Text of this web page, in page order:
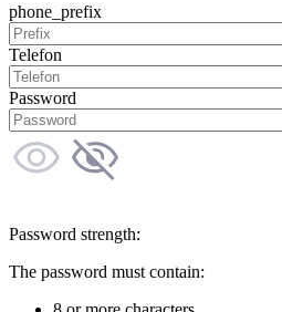
phone_prefix
Telefon
Password
Password strength:
The password must contain: